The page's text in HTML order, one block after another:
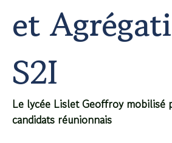
et
S2I
Le lycée Lislet Geoffroy mobilisé
candidats réunionnais